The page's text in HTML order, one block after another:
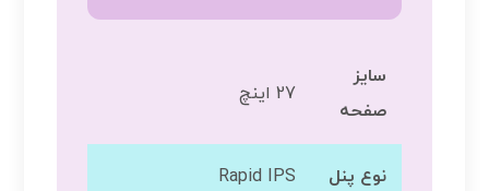
سایز
صفحه
27 اینچ
نوع پنل Rapid IPS